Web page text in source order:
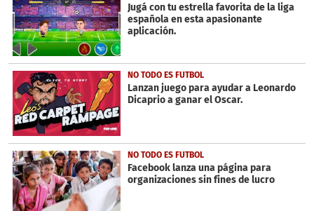
Jugá con tu estrella favorita de la liga
española en esta apasionante
aplicación.
NO TODO ES FUTBOL
Lanzan juego para ayudar a Leonardo
Dicaprio a ganar el Oscar.
NO TODO ES FUTBOL
Facebook lanza una página para
organizaciones sin fines de lucro